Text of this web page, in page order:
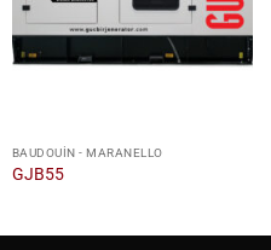
BAUDOUIN - MARANELLO
GJB55